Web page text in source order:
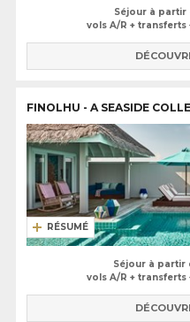
Séjour à partir
vols A/R +
FINOLHU - A SEASIDE
RÉSUMÉ
Séjour à partir
vols A/R +